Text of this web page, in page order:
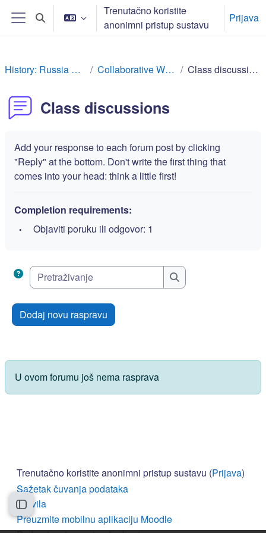
Preskoči na sadržaj
Bočni panel
Toggle search input
Trenutačno koristite
anonimni pristup sustavu
Prijava
Prikaži navigaciju
History: Russia Rev Collaborative Work Class discussions
Class discussions
Add your response to each forum post by clicking
"Reply" at the bottom. Don't write the first thing that
comes into your head: think a little first!
Completion requirements:
Objaviti poruku ili odgovor: 1
Pretraživanje
Pretraživanje
Dodaj novu raspravu
U ovom forumu još nema rasprava
Trenutačno koristite anonimni pristup sustavu (Prijava)
Sažetak čuvanja podataka
Pravila
Preuzmite mobilnu aplikaciju Moodle